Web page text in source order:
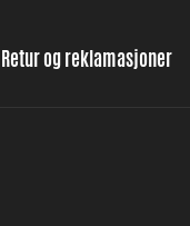
Retur og reklamasjoner